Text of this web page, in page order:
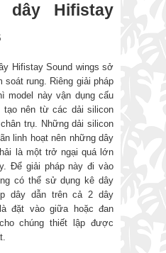
Hifistay
Hifistay Sound wings sở
rung. Riêng giải pháp
model này vận dụng cấu
tạo nên từ các dải silicon
trụ. Những dải silicon
linh hoạt nên những dây
là một trở ngại quá lớn
Để giải pháp này đi vào
có thể sử dụng kê dây
dây dẫn trên cả 2 dây
đặt vào giữa hoặc đan
chúng thiết lập được